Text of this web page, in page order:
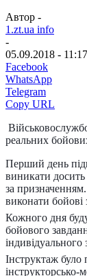
Автор -
1.zt.ua info
-
05.09.2018 - 11:17
Facebook
WhatsApp
Telegram
Copy URL
реальних
Перший день
виникати досить
за
виконати бойові
Кожного дня
бойового
Інструктаж було
інструкторсько-